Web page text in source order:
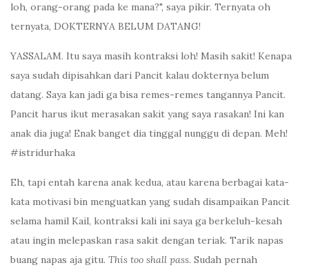
loh, orang-orang pada ke mana?", saya pikir. Ternyata oh
ternyata, DOKTERNYA BELUM DATANG!
YASSALAM. Itu saya masih kontraksi loh! Masih sakit! Kenapa
saya sudah dipisahkan dari Pancit kalau dokternya belum
datang. Saya kan jadi ga bisa remes-remes tangannya Pancit.
Pancit harus ikut merasakan sakit yang saya rasakan! Ini kan
anak dia juga! Enak banget dia tinggal nunggu di depan. Meh!
#istridurhaka
Eh, tapi entah karena anak kedua, atau karena berbagai kata-
kata motivasi bin menguatkan yang sudah disampaikan Pancit
selama hamil Kail, kontraksi kali ini saya ga berkeluh-kesah
atau ingin melepaskan rasa sakit dengan teriak. Tarik napas
buang napas aja gitu. This too shall pass. Sudah pernah